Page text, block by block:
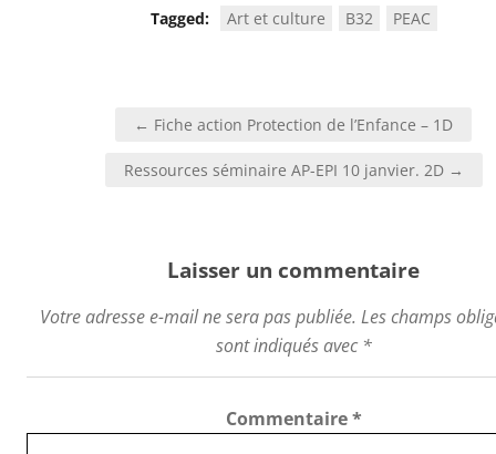
Tagged: Art et culture B32 PEAC
← Fiche action Protection de l’Enfance – 1D
Ressources séminaire AP-EPI 10 janvier. 2D →
Laisser un commentaire
Votre adresse e-mail ne sera pas publiée. Les champs
sont indiqués avec *
Commentaire*